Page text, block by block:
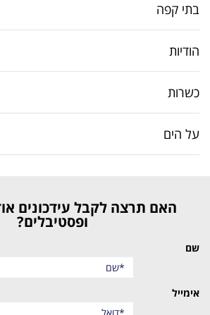
בתי קפה
הודיות
כשרות
על הים
האם תרצה לקבל עידכונים אודות אירועים
ופסטיבלים?
שם
אימייל